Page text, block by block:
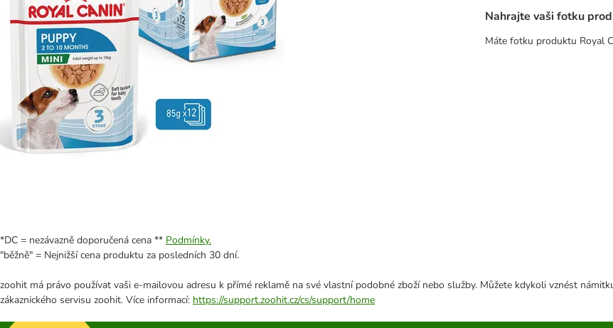
Nahrajte vaši fotku
Máte fotku produktu Royal
*DC = nezávazně doporučená cena ** Podmínky.
"běžně" = Nejnižší cena produktu za posledních 30 dní.
zoohit má právo používat vaši e-mailovou adresu k přímé reklamě na své vlastní podobné zboží nebo služby. Můžete kdykoli vznést
zákaznického servisu zoohit. Více informací: https://support.zoohit.cz/cs/support/home